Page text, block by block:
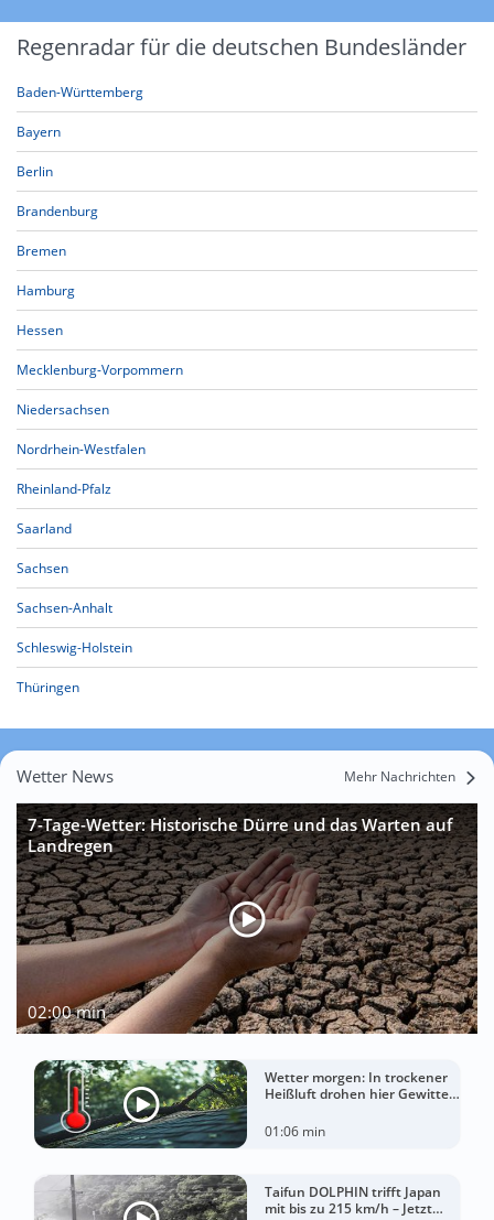
Regenradar für die deutschen Bundesländer
Baden-Württemberg
Bayern
Berlin
Brandenburg
Bremen
Hamburg
Hessen
Mecklenburg-Vorpommern
Niedersachsen
Nordrhein-Westfalen
Rheinland-Pfalz
Saarland
Sachsen
Sachsen-Anhalt
Schleswig-Holstein
Thüringen
Wetter News Mehr Nachrichten
7-Tage-Wetter: Historische Dürre und das Warten auf
Landregen
02:00 min
Wetter morgen: In trockener
Heißluft drohen hier Gewitter
01:06 min
Taifun DOLPHIN trifft Japan
mit bis zu 215 km/h – Jetzt